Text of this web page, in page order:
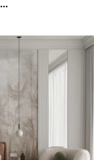
lemn, textură, crăpături, întuneric, scoarță, suprafață